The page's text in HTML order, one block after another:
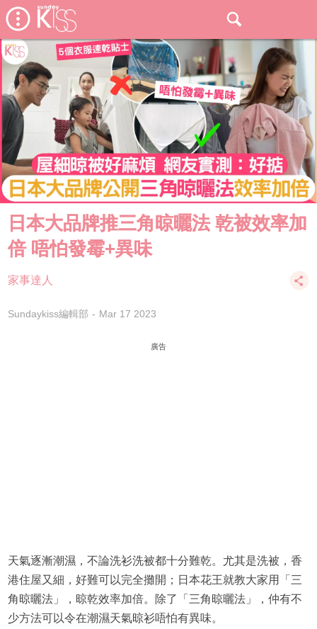
日本大品牌推三角晾曬法 乾被效率加
倍 唔怕發霉+異味
家事達人
Sundaykiss編輯部 Mar 17 2023
廣告
天氣逐漸潮濕，不論洗衫洗被都十分難乾。尤其是洗被，香
港住屋又細，好難可以完全攤開；日本花王就教大家用「三
角晾曬法」，晾乾效率加倍。除了「三角晾曬法」，仲有不
少方法可以令在潮濕天氣晾衫唔怕有異味。